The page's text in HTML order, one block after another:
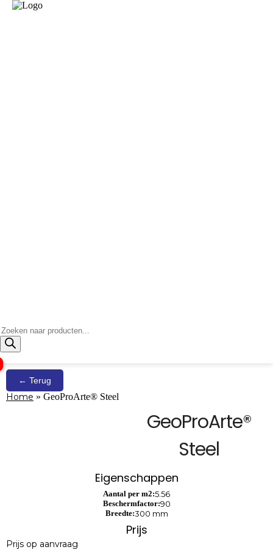
Producten
zoeken
← Terug
Home » GeoProArte® Steel
GeoProArte®
Steel
Eigenschappen
Aantal per m2:5.56
Beschermfactor:90
Breedte:300 mm
Prijs
Prijs op aanvraag